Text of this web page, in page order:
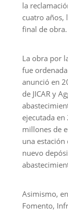
la
cuatro años,
final de obra.
La obra por
fue
anunció en
de JICAR y
ejecutada
millones de
una
nuevo
Asimismo,
Fomento,